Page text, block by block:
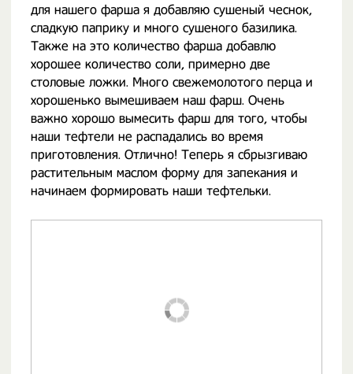
для нашего фарша я добавляю сушеный чеснок,
сладкую паприку и много сушеного базилика.
Также на это количество фарша добавлю
хорошее количество соли, примерно две
столовые ложки. Много свежемолотого перца и
хорошенько вымешиваем наш фарш. Очень
важно хорошо вымесить фарш для того, чтобы
наши тефтели не распадались во время
приготовления. Отлично! Теперь я сбрызгиваю
растительным маслом форму для запекания и
начинаем формировать наши тефтельки.